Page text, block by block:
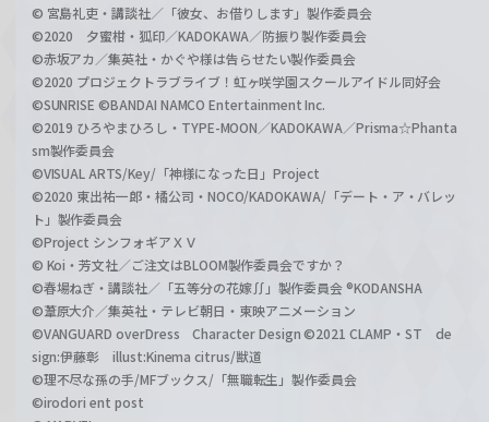
© 宮島礼吏・講談社／「彼女、お借りします」製作委員会
©2020 夕蜜柑・狐印／KADOKAWA／防振り製作委員会
©赤坂アカ／集英社・かぐや様は告らせたい製作委員会
©2020 プロジェクトラブライブ！虹ヶ咲学園スクールアイドル同好会
©SUNRISE ©BANDAI NAMCO Entertainment Inc.
©2019 ひろやまひろし・TYPE-MOON／KADOKAWA／Prisma☆Phanta
sm製作委員会
©VISUAL ARTS/Key/「神様になった日」Project
©2020 東出祐一郎・橘公司・NOCO/KADOKAWA/「デート・ア・バレッ
ト」製作委員会
©Project シンフォギアＸＶ
© Koi・芳文社／ご注文はBLOOM製作委員会ですか？
©春場ねぎ・講談社／「五等分の花嫁∬」製作委員会 ®KODANSHA
©葦原大介／集英社・テレビ朝日・東映アニメーション
©VANGUARD overDress Character Design ©2021 CLAMP・ST de
sign:伊藤彰 illust:Kinema citrus/獣道
©理不尽な孫の手/MFブックス/「無職転生」製作委員会
©irodori ent post